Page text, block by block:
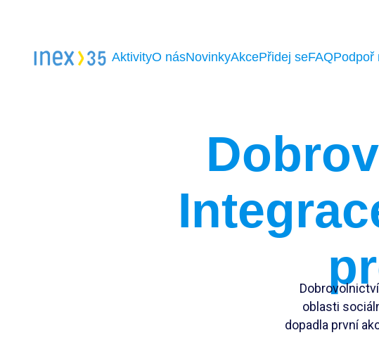
AktivityO násNovinkyAkcePřidej seFAQPodpoř
oblasti
dopadla první